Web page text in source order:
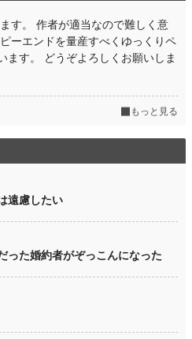
す。 作者が適当なので難しく意
ーエンドを量産すべくゆっくりペ
ます。 どうぞよろしくお願いしま
もっと見る
遠慮したい
った婚約者がぞっこんになった